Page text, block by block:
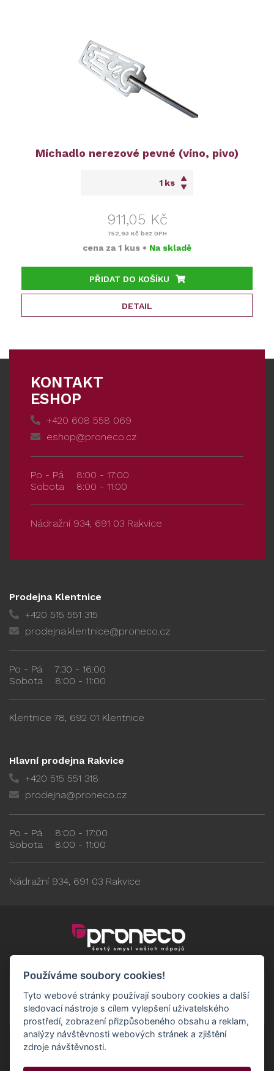
Míchadlo nerezové pevné (víno, pivo)
ks
911,05 Kč
752,93 Kč bez DPH
cena za 1 kus • Na skladě
PŘIDAT DO KOŠÍKU
DETAIL
KONTAKT
ESHOP
+420 608 558 069
eshop@proneco.cz
Po - Pá
8:00 - 17:00
Sobota
8:00 - 11:00
Nádražní 934, 691 03 Rakvice
Prodejna Klentnice
+420 515 551 315
prodejna.klentnice@proneco.cz
Po - Pá
7:30 - 16:00
Sobota
8:00 - 11:00
Klentnice 78, 692 01 Klentnice
Hlavní prodejna Rakvice
+420 515 551 318
prodejna@proneco.cz
Po - Pá
8:00 - 17:00
Sobota
8:00 - 11:00
Nádražní 934, 691 03 Rakvice
Používáme soubory cookies!
Tyto webové stránky používají soubory cookies a další
sledovací nástroje s cílem vylepšení uživatelského
prostředí, zobrazení přizpůsobeného obsahu a reklam,
analýzy návštěvnosti webových stránek a zjištění
zdroje návštěvnosti.